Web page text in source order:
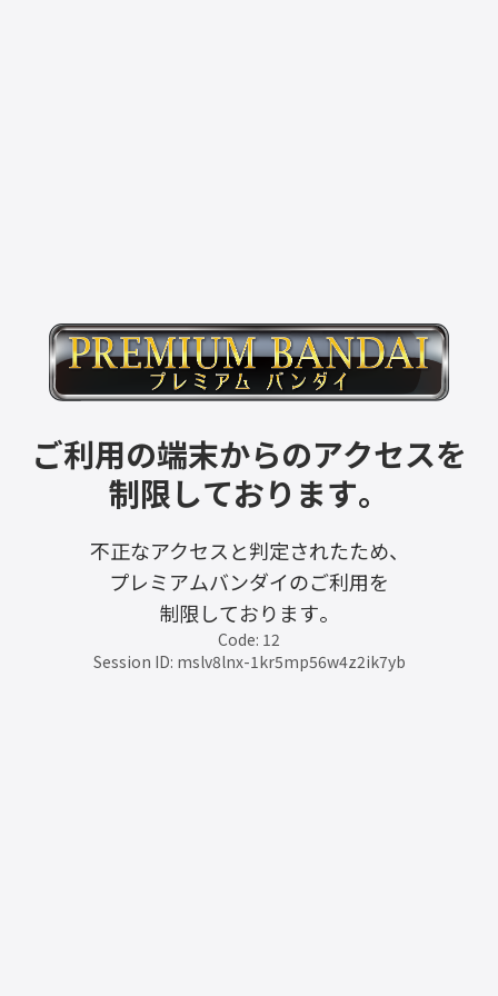
ご利用の端末からのアクセスを
制限しております。
不正なアクセスと判定されたため、
プレミアムバンダイのご利用を
制限しております。
Code: 12
Session ID: mslv8lnx-1kr5mp56w4z2ik7yb